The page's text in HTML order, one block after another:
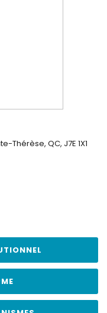
Thérèse, QC, J7E 1X1